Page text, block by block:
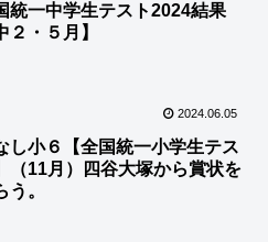
統一中学生テスト2024結果
２・５月】
2024.06.05
し小６【全国統一小学生テス
（11月）四谷大塚から賞状を
う。